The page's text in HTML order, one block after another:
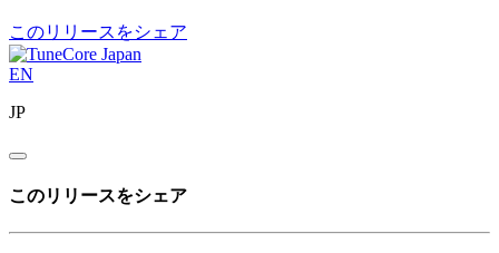
このリリースをシェア
EN
JP
このリリースをシェア